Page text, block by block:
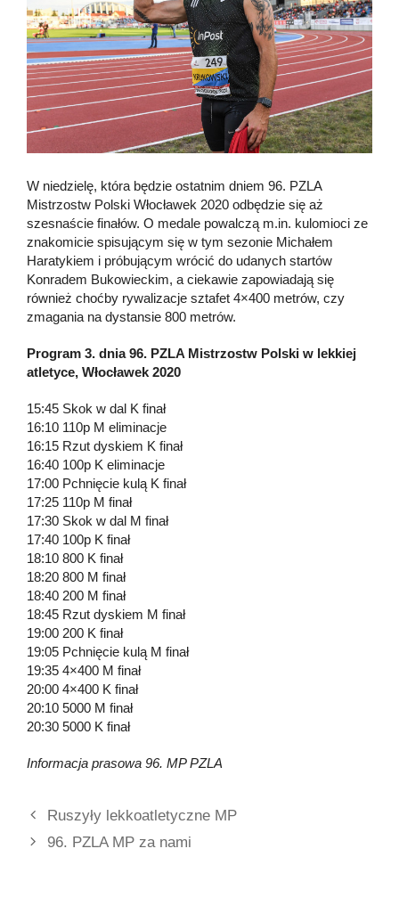
W niedzielę, która będzie ostatnim dniem 96. PZLA
Mistrzostw Polski Włocławek 2020 odbędzie się aż
szesnaście finałów. O medale powalczą m.in. kulomioci ze
znakomicie spisującym się w tym sezonie Michałem
Haratykiem i próbującym wrócić do udanych startów
Konradem Bukowieckim, a ciekawie zapowiadają się
również choćby rywalizacje sztafet 4×400 metrów, czy
zmagania na dystansie 800 metrów.
Program 3. dnia 96. PZLA Mistrzostw Polski w lekkiej
atletyce, Włocławek 2020
15:45 Skok w dal K finał
16:10 110p M eliminacje
16:15 Rzut dyskiem K finał
16:40 100p K eliminacje
17:00 Pchnięcie kulą K finał
17:25 110p M finał
17:30 Skok w dal M finał
17:40 100p K finał
18:10 800 K finał
18:20 800 M finał
18:40 200 M finał
18:45 Rzut dyskiem M finał
19:00 200 K finał
19:05 Pchnięcie kulą M finał
19:35 4×400 M finał
20:00 4×400 K finał
20:10 5000 M finał
20:30 5000 K finał
Informacja prasowa 96. MP PZLA
Ruszyły lekkoatletyczne MP
96. PZLA MP za nami